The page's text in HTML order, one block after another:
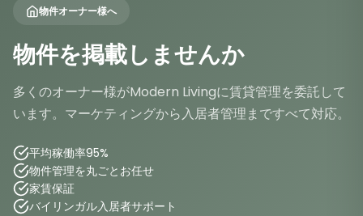
物件オーナー様へ
物件を掲載しませんか
多くのオーナー様がModern Livingに賃貸管理を委託して
います。マーケティングから入居者管理まですべて対応。
平均稼働率95%
物件管理を丸ごとお任せ
家賃保証
バイリンガル入居者サポート